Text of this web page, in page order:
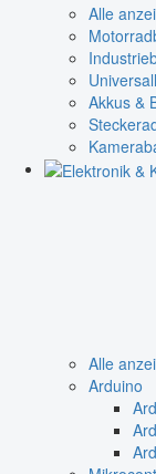
Alle
Akkus &
Alle
Arduino